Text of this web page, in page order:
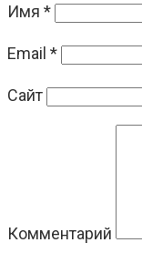
Имя *
Email *
Сайт
Комментарий